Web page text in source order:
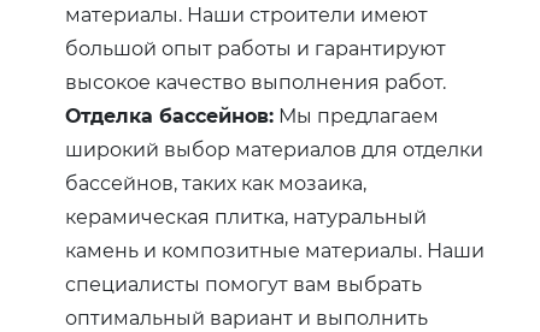
материалы. Наши строители имеют
большой опыт работы и гарантируют
высокое качество выполнения работ.
Отделка бассейнов: Мы предлагаем
широкий выбор материалов для отделки
бассейнов, таких как мозаика,
керамическая плитка, натуральный
камень и композитные материалы. Наши
специалисты помогут вам выбрать
оптимальный вариант и выполнить